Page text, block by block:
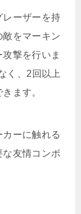
レーザーを持
をマーキン
撃を行いま
く、2回以上
きます。
ーに触れる
友情コンボ